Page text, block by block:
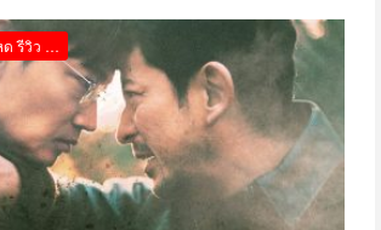
Hard Days วันโหด รีวิว Netflix